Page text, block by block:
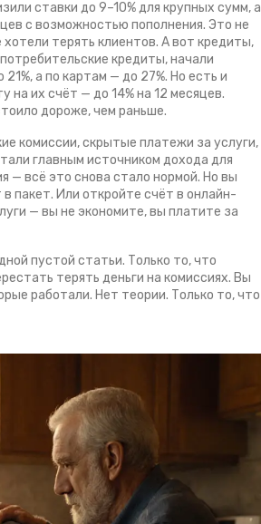
ставки до 9–10% для крупных сумм, а
с возможностью пополнения. Это не
терять клиентов. А вот кредиты,
потребительские кредиты,начали
а по картам — до 27%. Но есть и
на их счёт — до 14% на 12 месяцев.
дороже, чем раньше.
комиссии,скрытые платежи за услуги,
главным источником дохода для
— всё это снова стало нормой. Но вы
пакет. Или откройте счёт в онлайн-
— вы не экономите, вы платите за
пустой статьи. Только то, что
терять деньги на комиссиях. Вы
работали. Нет теории. Только то, что